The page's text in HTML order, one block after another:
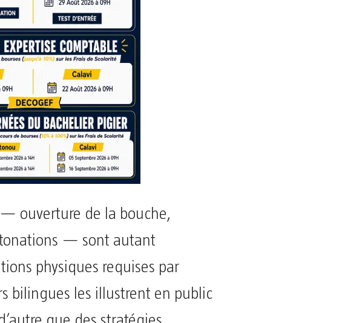
— ouverture de la bouche,
— sont autant
physiques requises par
bilingues les illustrent en public